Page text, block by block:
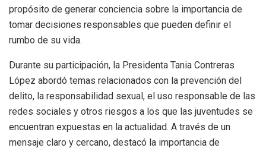
propósito de generar conciencia sobre la importancia de
tomar decisiones responsables que pueden definir el
rumbo de su vida.
Durante su participación, la Presidenta Tania Contreras
López abordó temas relacionados con la prevención del
delito, la responsabilidad sexual, el uso responsable de las
redes sociales y otros riesgos a los que las juventudes se
encuentran expuestas en la actualidad. A través de un
mensaje claro y cercano, destacó la importancia de